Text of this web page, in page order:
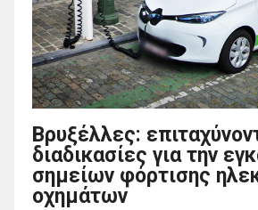
Βρυξέλλες:
διαδικασίες για την
σημείων φόρτισης
οχημάτων